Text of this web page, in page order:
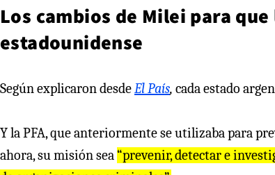
Los cambios de Milei para
estadounidense
Según explicaron desdeEl País, cada estado
Y la PFA, que anteriormente se utilizaba para
ahora, su misión sea “prevenir, detectar e